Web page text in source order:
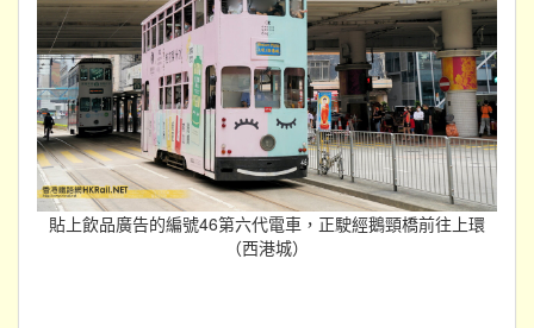
貼上飲品廣告的編號46第六代電車，正駛經鵝頸橋前往上環
（西港城）